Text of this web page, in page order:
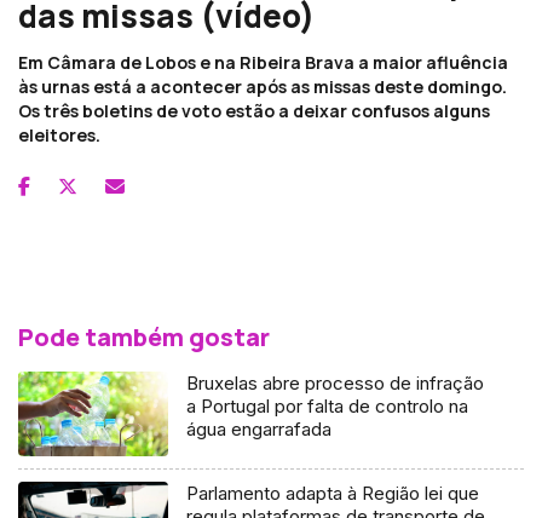
das missas (vídeo)
Em Câmara de Lobos e na Ribeira Brava a maior afluência
às urnas está a acontecer após as missas deste domingo.
Os três boletins de voto estão a deixar confusos alguns
eleitores.
Pode também gostar
Bruxelas abre processo de infração
a Portugal por falta de controlo na
água engarrafada
Parlamento adapta à Região lei que